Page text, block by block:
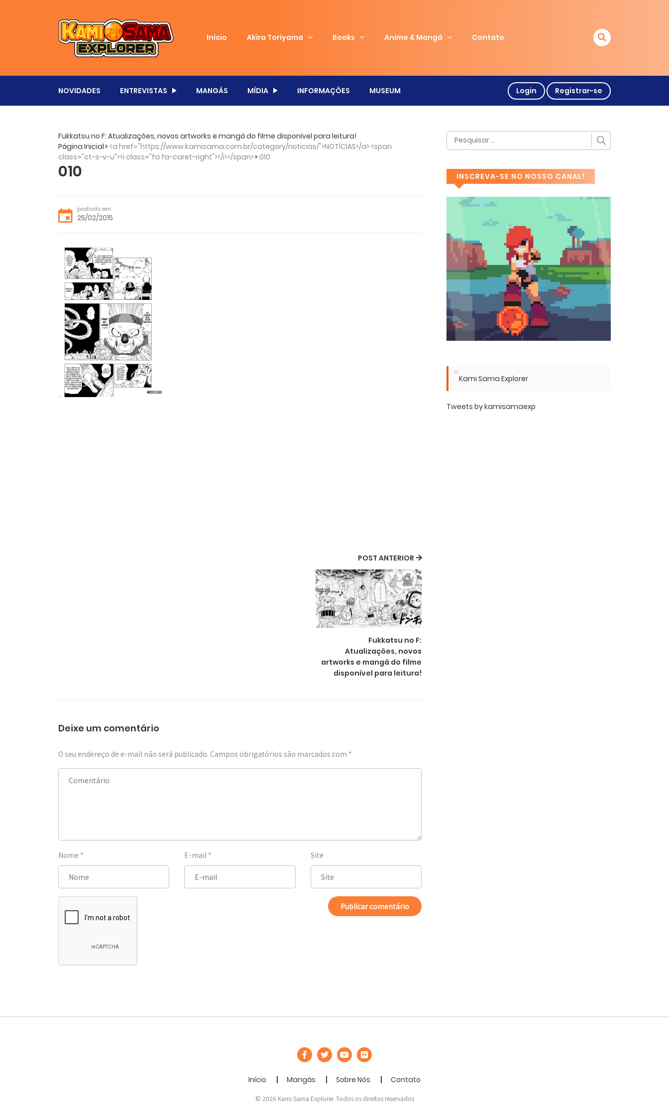
Início Akira Toriyama Books Anime & Mangá Contato
NOVIDADES ENTREVISTAS MANGÁS MÍDIA INFORMAÇÕES MUSEUM Login Registrar-se
Fukkatsu no F: Atualizações, novos artworks e mangá do filme disponível para leitura!
Página Inicial <a href="https://www.kamisama.com.br/category/noticias/">NOTÍCIAS</a> <span
class="ct-s-v-u"><i class="fa fa-caret-right"></i></span> 010
010
postado em
25/02/2015
POST ANTERIOR
Fukkatsu no F:
Atualizações, novos
artworks e mangá do filme
disponível para leitura!
Deixe um comentário
O seu endereço de e-mail não será publicado. Campos obrigatórios são marcados com *
Nome * E-mail * Site
INSCREVA-SE NO NOSSO CANAL!
Kami Sama Explorer
Tweets by kamisamaexp
Início Mangás Sobre Nós Contato
© 2026 Kami Sama Explorer. Todos os direitos reservados